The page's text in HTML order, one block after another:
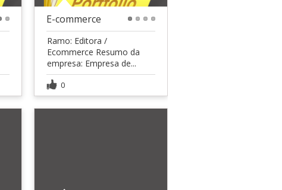
E-commerce
Ramo: Editora /
Ecommerce Resumo da
empresa: Empresa de...
0